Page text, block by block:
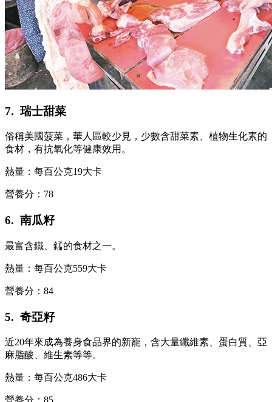
7. 瑞士甜菜
俗稱美國菠菜，華人區較少見，少數含甜菜素、植物生化素的
食材，有抗氧化等健康效用。
熱量：每百公克19大卡
營養分：78
6. 南瓜籽
最富含鐵、錳的食材之一。
熱量：每百公克559大卡
營養分：84
5. 奇亞籽
近20年來成為養身食品界的新寵，含大量纖維素、蛋白質、亞
麻脂酸、維生素等等。
熱量：每百公克486大卡